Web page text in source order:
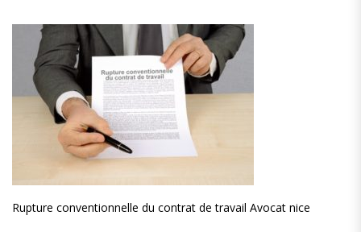
Rupture conventionnelle du contrat de travail Avocat nice